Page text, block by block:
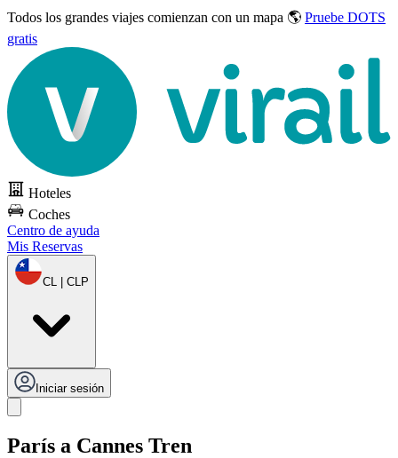
Todos los grandes viajes comienzan con un mapa 🌎 Pruebe DOTS
gratis
Hoteles
Coches
Centro de ayuda
Mis Reservas
CL | CLP
Iniciar sesión
París a Cannes Tren